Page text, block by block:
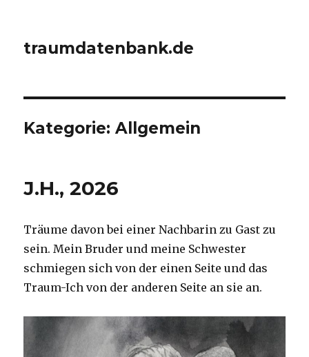
traumdatenbank.de
Kategorie:Allgemein
J.H., 2026
Träume davon bei einer Nachbarin zu Gast zu
sein. Mein Bruder und meine Schwester
schmiegen sich von der einen Seite und das
Traum-Ich von der anderen Seite an sie an.